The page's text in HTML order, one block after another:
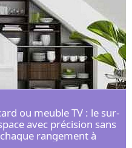
ou meuble TV : le sur-
avec précision sans
rangement à